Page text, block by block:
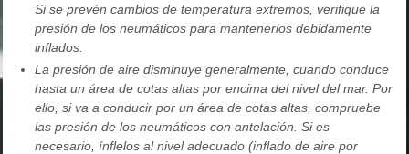
Si se prevén cambios de temperatura extremos, verifique la
presión de los neumáticos para mantenerlos debidamente
inflados.
La presión de aire disminuye generalmente, cuando conduce
hasta un área de cotas altas por encima del nivel del mar. Por
ello, si va a conducir por un área de cotas altas, compruebe
las presión de los neumáticos con antelación. Si es
necesario, ínflelos al nivel adecuado (inflado de aire por